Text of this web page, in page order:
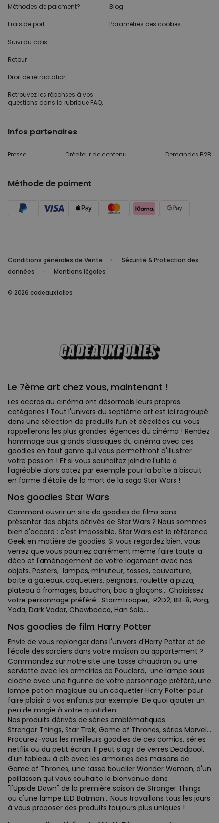
Méthodes de paiement?
Frais de port
Suivi du colis
Retour
Droit de rétractation
Retrouvez les réponses à vos
questions dans la rubrique FAQ.
Blog
Paramètres des cookies
Infos partenaires
Presse Créateur de contenu Demandes B2B
Méthode de paiment
Conditions générales de Vente
Sécurité & Protection des
données
Mentions légales
© 2026 cadeauxfolies
Le 7ème art chez vous, maintenant !
Les accros au cinéma ont désormais leurs propres
catégories ! Tout l'univers du septième art est ici regroupé
dans une sélection de produits fun et décalées qui vous
rappellerons les plus grandes légendes du cinéma ! Rendez
hommage aux grands classiques du cinéma avec ces
goodies en tout genre qui vous permettront d'illustrer
votre passion ! Et si vous souhaitez joindre l'utile à
l'agréable alors optez par exemple pour la boîte à biscuit
en forme d'étoile de la mort de la saga Star Wars !
Nos goodies Star Wars
Comment ouvrir un site de goodies de films sans
présenter des objets dérivés de Star Wars ? Nous sommes
bien d'accord : c'est impossible. Star Wars est la référence
Geek en matière de goodies. Si vous regardez bien, vous
verrez que vous pourriez carrément même faire toute la
déco et l'aménagement de votre logement avec nos
objets. Posters, lampes, minuteur, tasses, couverture,
boîte à gâteaux, coquetiers, peignoirs, roulette à pizza,
plateau à fromages, bouchon, bac à glaçons... Choisissez
votre personnage préféré : Stormtrooper, R2D2, BB-8, Porg,
Yoda, Dark Vador, Chewbacca, Han Solo...
Nos goodies de film Harry Potter
Envie de vous replonger dans l'univers d'Harry Potter et de
l'école des sorciers dans votre maison ou appartement ?
Commandez sur notre site une tasse chaudron ou une
serviette avec les armoiries de Poudlard, une lampe sous
cloche avec une figurine de votre personnage préféré, une
lampe potion magique ou un coquetier Harry Potter pour
faire plaisir à vos enfants par exemple. De quoi ajouter un
peu de magie à votre quotidien.
Nos produits dérivés de séries emblématiques
Stranger Things, Star Trek, Game of Thrones, séries Marvel...
Procurez-vous les meilleurs goodies de ces comics, séries
netflix ou du petit écran. Il peut s'agir de verres Deadpool,
d'un tableau à clé avec les armoiries des maisons de
Game of Thrones, une tasse bouclier Wonder Woman, d'un
paillasson qui vous souhaite la bienvenue dans
"l'Upside Down" de la première saison de Stranger Things
ou d'une lampe LED Batman... Nous travaillons tous les jours
à vous proposer des produits toujours plus uniques !